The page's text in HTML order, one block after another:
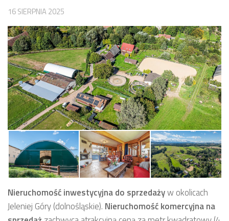
16 SIERPNIA 2025
Nieruchomość inwestycyjnado sprzedażyw okolicach
Jeleniej Góry (dolnośląskie). Nieruchomość komercyjnana